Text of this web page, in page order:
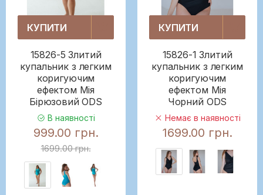
КУПИТИ
15826-5 Злитий
купальник з легким
коригуючим
ефектом Мія
Бірюзовий ODS
В наявності
999.00 грн.
1699.00 грн.
КУПИТИ
15826-1 Злитий
купальник з легким
коригуючим
ефектом Мія
Чорний ODS
Немає в наявності
1699.00 грн.